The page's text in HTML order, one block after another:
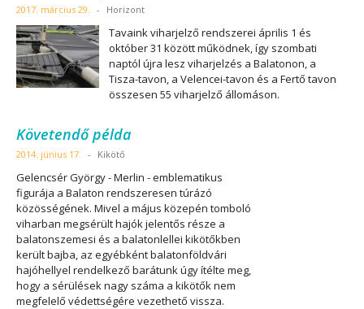
2017. március 29. - Horizont
Tavaink viharjelző rendszerei április 1 és
október 31 között működnek, így szombati
naptól újra lesz viharjelzés a Balatonon, a
Tisza-tavon, a Velencei-tavon és a Fertő tavon
összesen 55 viharjelző állomáson.
Követendő példa
2014. június 17. - Kikötő
Gelencsér György - Merlin - emblematikus
figurája a Balaton rendszeresen túrázó
közösségének. Mivel a május közepén tomboló
viharban megsérült hajók jelentős része a
balatonszemesi és a balatonlellei kikötőkben
került bajba, az egyébként balatonföldvári
hajóhellyel rendelkező barátunk úgy ítélte meg,
hogy a sérülések nagy száma a kikötők nem
megfelelő védettségére vezethető vissza.